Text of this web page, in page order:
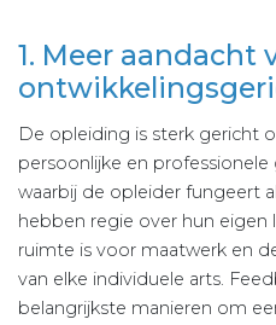
1. Meer aandacht
De opleiding is sterk gericht
persoonlijke en
waarbij de opleider fungeert
hebben regie over hun eigen
ruimte is voor maatwerk en
van elke individuele arts.
belangrijkste manieren om